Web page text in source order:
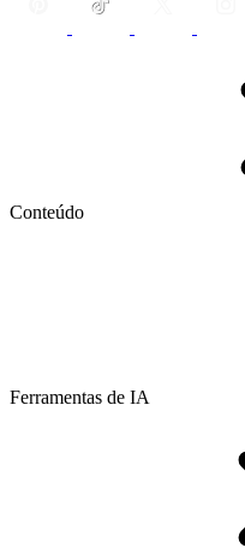
Conteúdo
Ferramentas de IA